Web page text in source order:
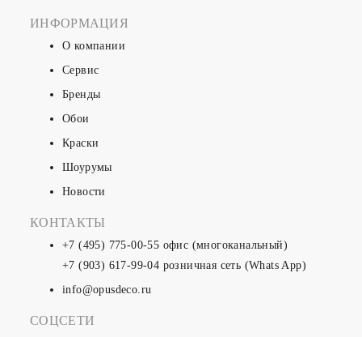
ИНФОРМАЦИЯ
О компании
Сервис
Бренды
Обои
Краски
Шоурумы
Новости
КОНТАКТЫ
+7 (495) 775-00-55 офис (многоканальный)
+7 (903) 617-99-04 розничная сеть (Whats App)
info@opusdeco.ru
СОЦСЕТИ